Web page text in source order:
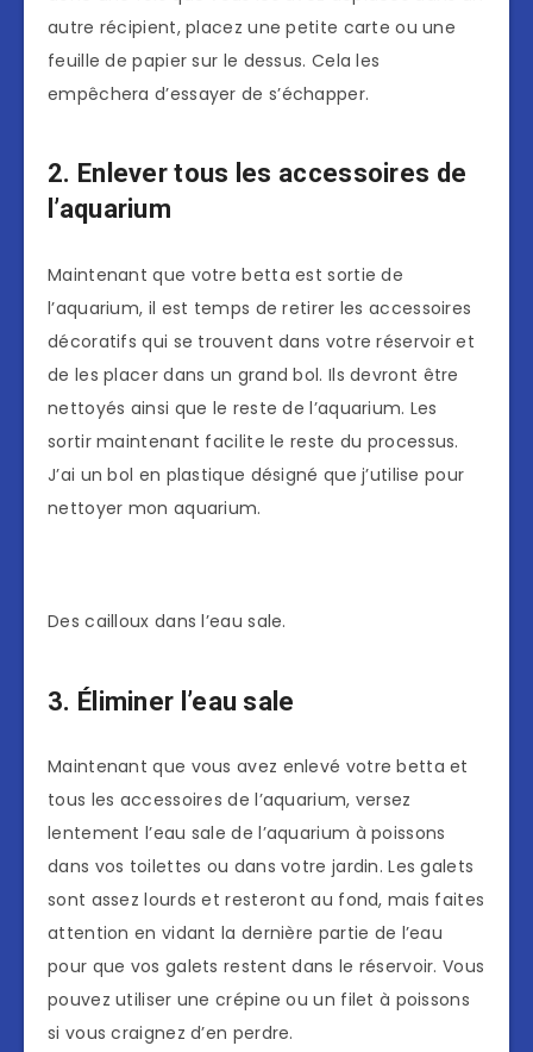
autre récipient, placez une petite carte ou une
feuille de papier sur le dessus. Cela les
empêchera d’essayer de s’échapper.
2. Enlever tous les accessoires de
l’aquarium
Maintenant que votre betta est sortie de
l’aquarium, il est temps de retirer les accessoires
décoratifs qui se trouvent dans votre réservoir et
de les placer dans un grand bol. Ils devront être
nettoyés ainsi que le reste de l’aquarium. Les
sortir maintenant facilite le reste du processus.
J’ai un bol en plastique désigné que j’utilise pour
nettoyer mon aquarium.
Des cailloux dans l’eau sale.
3. Éliminer l’eau sale
Maintenant que vous avez enlevé votre betta et
tous les accessoires de l’aquarium, versez
lentement l’eau sale de l’aquarium à poissons
dans vos toilettes ou dans votre jardin. Les galets
sont assez lourds et resteront au fond, mais faites
attention en vidant la dernière partie de l’eau
pour que vos galets restent dans le réservoir. Vous
pouvez utiliser une crépine ou un filet à poissons
si vous craignez d’en perdre.